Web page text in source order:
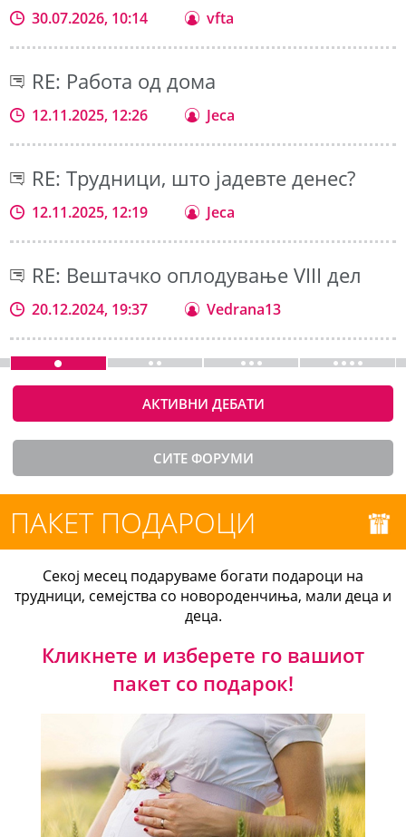
30.07.2026, 10:14 vfta
RE: Работа од дома
12.11.2025, 12:26 Jeca
RE: Трудници, што јадевте денес?
12.11.2025, 12:19 Jeca
RE: Вештачко оплодување VIII дел
20.12.2024, 19:37 Vedrana13
АКТИВНИ ДЕБАТИ
СИТЕ ФОРУМИ
ПАКЕТ ПОДАРОЦИ
Секој месец подаруваме богати подароци на
трудници, семејства со новороденчиња, мали деца и
деца.
Кликнете и изберете го вашиот
пакет со подарок!